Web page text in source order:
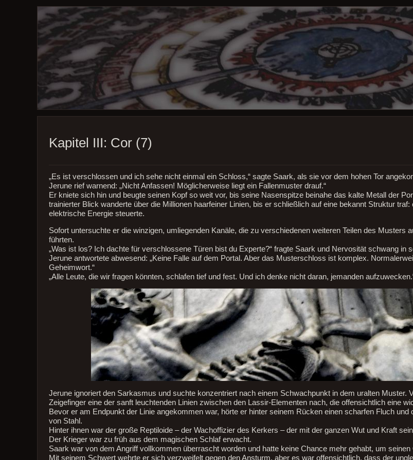
Kapitel III: Cor (7)
„Es ist verschlossen und ich sehe nicht einmal ein Schloss,“ sagte Saark, als sie vor dem hohen Tor
Jerune rief warnend: „Nicht Anfassen! Möglicherweise liegt ein Fallenmuster drauf.“
Er kniete sich hin und beugte seinen Kopf so weit vor, bis seine Nasenspitze beinahe das kalte Metall der
trainierter Blick wanderte über die Millionen haarfeiner Linien, bis er schließlich auf eine bekannt Struktur traf:
elektrische Energie steuerte.
Sofort untersuchte er die winzigen, umliegenden Kanäle, die zu verschiedenen weiteren Teilen des Musters
führten.
„Was ist los? Ich dachte für verschlossene Türen bist du Experte?“ fragte Saark und Nervosität schwang in
Jerune antwortete abwesend: „Keine Falle auf dem Portal. Aber das Musterschloss ist komplex.
Geheimwort.“
„Alle Leute, die wir fragen könnten, schlafen tief und fest. Und ich denke nicht daran, jemanden
Jerune ignoriert den Sarkasmus und suchte konzentriert nach einem Schwachpunkt in dem uralten Muster.
Zeigefinger eine der sanft leuchtenden Linien zwischen den Lassir-Elementen nach, die offensichtlich eine
Bevor er am Endpunkt der Linie angekommen war, hörte er hinter seinem Rücken einen scharfen Fluch und
von Stahl.
Hinter ihnen war der große Reptiloide – der Wachoffizier des Kerkers – der mit der ganzen Wut und Kraft
Der Krieger war zu früh aus dem magischen Schlaf erwacht.
Saark war von dem Angriff vollkommen überrascht worden und hatte keine Chance mehr gehabt, um seinen
Mit seinem Schwert wehrte er sich verzweifelt gegen den Ansturm, aber es war offensichtlich, dass der